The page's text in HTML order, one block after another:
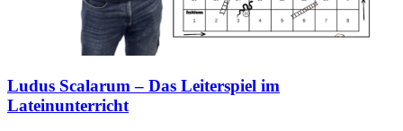
Ludus Scalarum – Das Leiterspiel im
Lateinunterricht